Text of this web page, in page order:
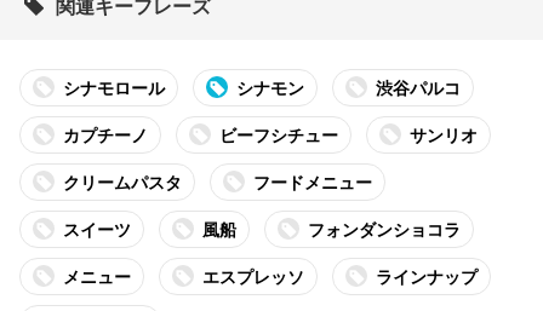
関連キーフレーズ
シナモロール シナモン 渋谷パルコ
カプチーノ ビーフシチュー サンリオ
クリームパスタ フードメニュー
スイーツ 風船 フォンダンショコラ
メニュー エスプレッソ ラインナップ